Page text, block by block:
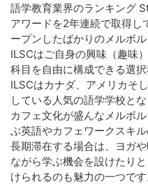
語学教育業界のランキング
アワードを2年連続で取得し
ープンしたばかりのメルボル
ILSCはご自身の興味（趣味
科目を自由に構成できる選択
ILSCはカナダ、アメリカそ
している人気の語学学校とな
カフェ文化が盛んなメルボ
ぶ英語やカフェワークスキ
長期滞在する場合は、ヨガ
ながら学ぶ機会を設けたり
けられるのも魅力の一つです